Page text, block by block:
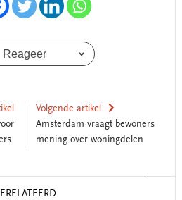
Reageer
Volgende artikel
Amsterdam vraagt bewoners
mening over woningdelen